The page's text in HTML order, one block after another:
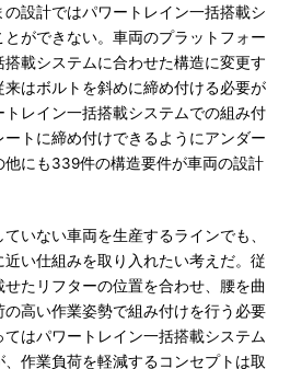
設計ではパワートレイン一括搭載シ
ができない。車両のプラットフォー
載システムに合わせた構造に変更す
はボルトを斜めに締め付ける必要が
レイン一括搭載システムでの組み付
トに締め付けできるようにアンダー
他にも339件の構造要件が車両の設計
いない車両を生産するラインでも、
い仕組みを取り入れたい考えだ。従
たリフターの位置を合わせ、腰を曲
高い作業姿勢で組み付けを行う必要
はパワートレイン一括搭載システム
作業負荷を軽減するコンセプトは取